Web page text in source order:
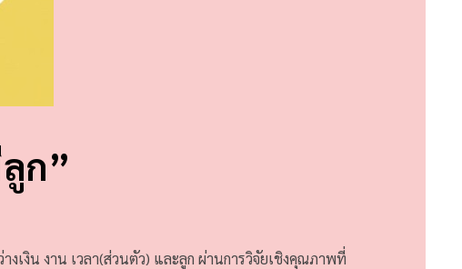
ก”
เงิน งาน เวลา(ส่วนตัว) และลูก ผ่านการวิจัยเชิงคุณภาพที่